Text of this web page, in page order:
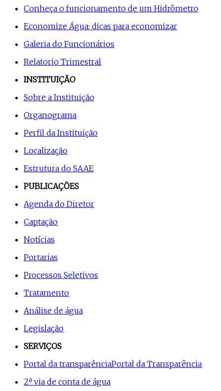
Conheça o funcionamento de um Hidrômetro
Economize Água: dicas para economizar
Galeria do Funcionários
Relatorio Trimestral
INSTITUIÇÃO
Sobre a Instituição
Organograma
Perfil da Instituição
Localização
Estrutura do SAAE
PUBLICAÇÕES
Agenda do Diretor
Captação
Notícias
Portarias
Processos Seletivos
Tratamento
Análise de água
Legislação
SERVIÇOS
Portal da transparênciaPortal da Transparência
2ª via de conta de água